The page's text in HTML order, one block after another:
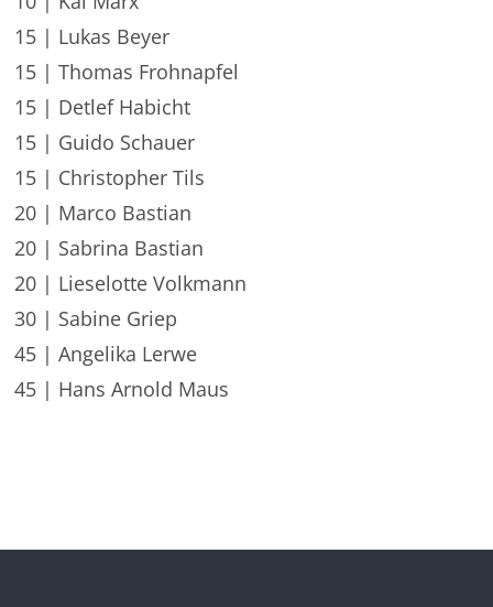
15 | Lukas Beyer
15 | Thomas Frohnapfel
15 | Detlef Habicht
15 | Guido Schauer
15 | Christopher Tils
20 | Marco Bastian
20 | Sabrina Bastian
20 | Lieselotte Volkmann
30 | Sabine Griep
45 | Angelika Lerwe
45 | Hans Arnold Maus